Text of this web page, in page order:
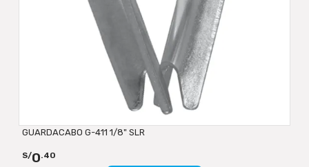
GUARDACABO G-411 1/8" SLR
S/0.40